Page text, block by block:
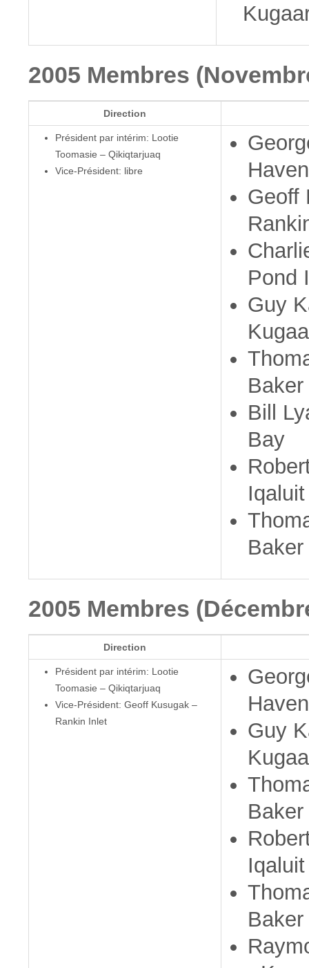
2005 Membres
Direction
Président par intérim: Lootie
Toomasie – Qikiqtarjuaq
Vice-Président: libre
Haven
Geoff
Pond
Guy
Bill
Bay
Iqaluit
2005 Membres
Direction
Président par intérim: Lootie
Toomasie – Qikiqtarjuaq
Vice-Président: Geoff Kusugak –
Rankin Inlet
Haven
Guy
Iqaluit